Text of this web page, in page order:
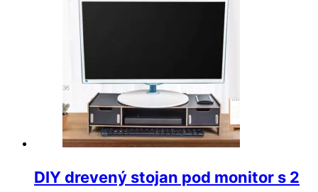
DIY drevený stojan pod monitor s 2